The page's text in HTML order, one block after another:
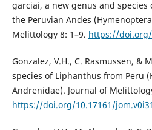
garciai, a new genus and
the Peruvian Andes
Melittology 8: 1–9. https://doi.org/
Gonzalez, V.H., C. Rasmussen, &
species of Liphanthus from Peru
Andrenidae). Journal of
https://doi.org/10.17161/